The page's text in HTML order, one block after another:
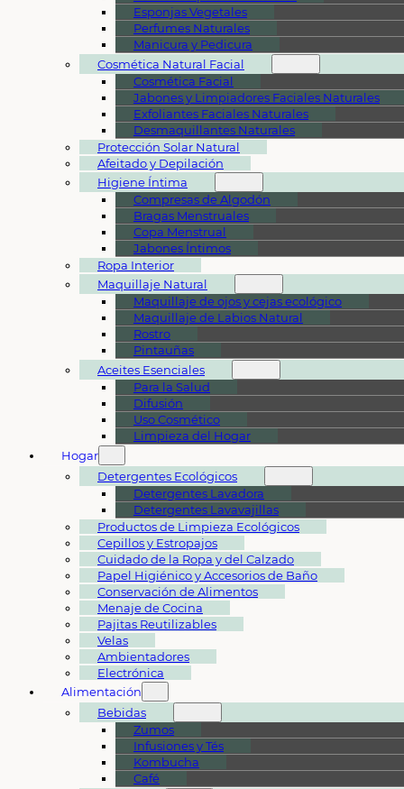
Esponjas Vegetales
Perfumes Naturales
Manicura y Pedicura
Cosmética Natural Facial
Cosmética Facial
Jabones y Limpiadores Faciales Naturales
Exfoliantes Faciales Naturales
Desmaquillantes Naturales
Protección Solar Natural
Afeitado y Depilación
Higiene Íntima
Compresas de Algodón
Bragas Menstruales
Copa Menstrual
Jabones Íntimos
Ropa Interior
Maquillaje Natural
Maquillaje de ojos y cejas ecológico
Maquillaje de Labios Natural
Rostro
Pintauñas
Aceites Esenciales
Para la Salud
Difusión
Uso Cosmético
Limpieza del Hogar
Hogar
Detergentes Ecológicos
Detergentes Lavadora
Detergentes Lavavajillas
Productos de Limpieza Ecológicos
Cepillos y Estropajos
Cuidado de la Ropa y del Calzado
Papel Higiénico y Accesorios de Baño
Conservación de Alimentos
Menaje de Cocina
Pajitas Reutilizables
Velas
Ambientadores
Electrónica
Alimentación
Bebidas
Zumos
Infusiones y Tés
Kombucha
Café